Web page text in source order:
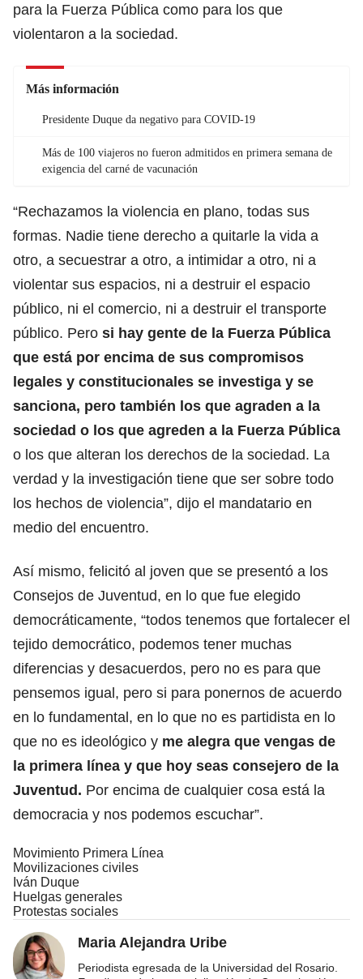
para la Fuerza Pública como para los que
violentaron a la sociedad.
Más información
Presidente Duque da negativo para COVID-19
Más de 100 viajeros no fueron admitidos en primera semana de
exigencia del carné de vacunación
“Rechazamos la violencia en plano, todas sus
formas. Nadie tiene derecho a quitarle la vida a
otro, a secuestrar a otro, a intimidar a otro, ni a
violentar sus espacios, ni a destruir el espacio
público, ni el comercio, ni a destruir el transporte
público. Pero si hay gente de la Fuerza Pública
que está por encima de sus compromisos
legales y constitucionales se investiga y se
sanciona, pero también los que agraden a la
sociedad o los que agreden a la Fuerza Pública
o los que alteran los derechos de la sociedad. La
verdad y la investigación tiene que ser sobre todo
los hechos de violencia”, dijo el mandatario en
medio del encuentro.
Así mismo, felicitó al joven que se presentó a los
Consejos de Juventud, en lo que fue elegido
democráticamente, “todos tenemos que fortalecer el
tejido democrático, podemos tener muchas
diferencias y desacuerdos, pero no es para que
pensemos igual, pero si para ponernos de acuerdo
en lo fundamental, en lo que no es partidista en lo
que no es ideológico y me alegra que vengas de
la primera línea y que hoy seas consejero de la
Juventud. Por encima de cualquier cosa está la
democracia y nos podemos escuchar”.
Movimiento Primera Línea
Movilizaciones civiles
Iván Duque
Huelgas generales
Protestas sociales
Maria Alejandra Uribe
Periodista egresada de la Universidad del Rosario.